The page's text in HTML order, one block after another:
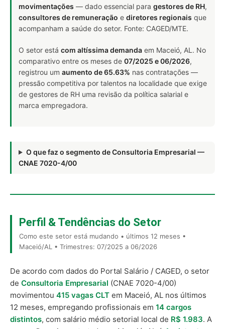
movimentações — dado essencial para gestores de RH,
consultores de remuneração e diretores regionais que
acompanham a saúde do setor. Fonte: CAGED/MTE.
O setor está com altíssima demanda em Maceió, AL. No
comparativo entre os meses de 07/2025 e 06/2026,
registrou um aumento de 65.63% nas contratações —
pressão competitiva por talentos na localidade que exige
de gestores de RH uma revisão da política salarial e
marca empregadora.
O que faz o segmento de Consultoria Empresarial —
CNAE 7020-4/00
Perfil & Tendências do Setor
Como este setor está mudando • últimos 12 meses •
Maceió/AL • Trimestres: 07/2025 a 06/2026
De acordo com dados do Portal Salário / CAGED, o setor
de Consultoria Empresarial (CNAE 7020-4/00)
movimentou 415 vagas CLT em Maceió, AL nos últimos
12 meses, empregando profissionais em 14 cargos
distintos, com salário médio setorial local de R$ 1.983. A